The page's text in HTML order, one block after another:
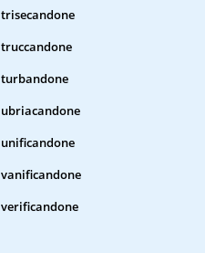
trisecandone
truccandone
turbandone
ubriacandone
unificandone
vanificandone
verificandone